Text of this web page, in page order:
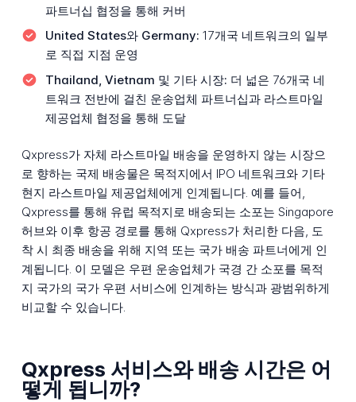
파트너십 협정을 통해 커버
United States와 Germany: 17개국 네트워크의 일부
로 직접 지점 운영
Thailand, Vietnam 및 기타 시장: 더 넓은 76개국 네
트워크 전반에 걸친 운송업체 파트너십과 라스트마일
제공업체 협정을 통해 도달
Qxpress가 자체 라스트마일 배송을 운영하지 않는 시장으
로 향하는 국제 배송물은 목적지에서 IPO 네트워크와 기타
현지 라스트마일 제공업체에게 인계됩니다. 예를 들어,
Qxpress를 통해 유럽 목적지로 배송되는 소포는 Singapore
허브와 이후 항공 경로를 통해 Qxpress가 처리한 다음, 도
착 시 최종 배송을 위해 지역 또는 국가 배송 파트너에게 인
계됩니다. 이 모델은 우편 운송업체가 국경 간 소포를 목적
지 국가의 국가 우편 서비스에 인계하는 방식과 광범위하게
비교할 수 있습니다.
Qxpress 서비스와 배송 시간은 어
떻게 됩니까?